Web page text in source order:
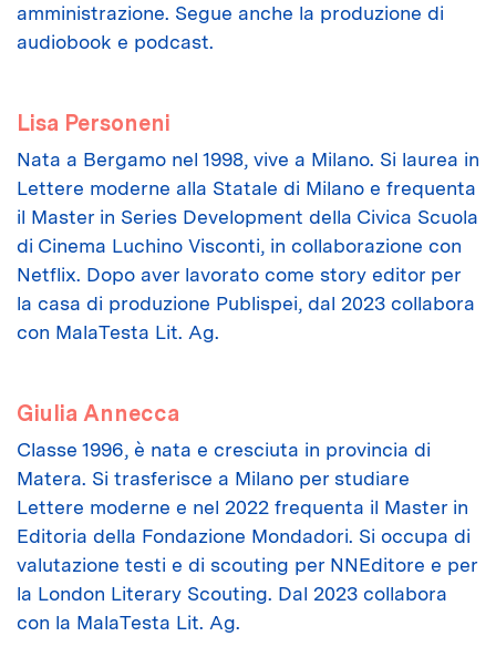
amministrazione. Segue anche la produzione di
audiobook e podcast.
Lisa Personeni
Nata a Bergamo nel 1998, vive a Milano. Si laurea in
Lettere moderne alla Statale di Milano e frequenta
il Master in Series Development della Civica Scuola
di Cinema Luchino Visconti, in collaborazione con
Netflix. Dopo aver lavorato come story editor per
la casa di produzione Publispei, dal 2023 collabora
con MalaTesta Lit. Ag.
Giulia Annecca
Classe 1996, è nata e cresciuta in provincia di
Matera. Si trasferisce a Milano per studiare
Lettere moderne e nel 2022 frequenta il Master in
Editoria della Fondazione Mondadori. Si occupa di
valutazione testi e di scouting per NNEditore e per
la London Literary Scouting. Dal 2023 collabora
con la MalaTesta Lit. Ag.